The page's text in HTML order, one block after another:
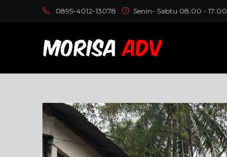
0895-4012-13078 Senin- Sabtu 08:00 - 17:00